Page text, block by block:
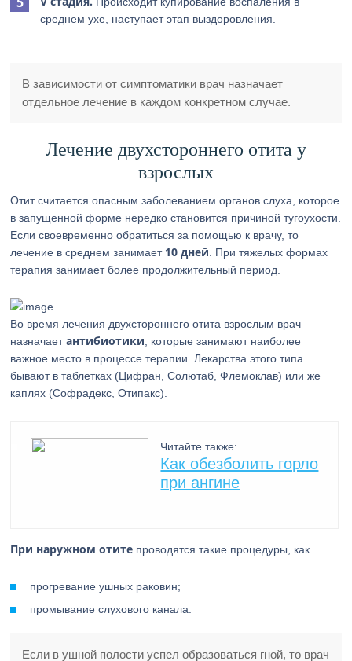
среднем ухе, наступает этап выздоровления.
В зависимости от симптоматики врач назначает
отдельное лечение в каждом конкретном случае.
Лечение двухстороннего отита у
взрослых
Отит считается опасным заболеванием органов слуха, которое
в запущенной форме нередко становится причиной тугоухости.
Если своевременно обратиться за помощью к врачу, то
лечение в среднем занимает 10 дней . При тяжелых формах
терапия занимает более продолжительный период.
Во время лечения двухстороннего отита взрослым врач
назначаетантибиотики , которые занимают наиболее
важное место в процессе терапии. Лекарства этого типа
бывают в таблетках (Цифран, Солютаб, Флемоклав) или же
каплях (Софрадекс, Отипакс).
Читайте также:
Как обезболить горло
при ангине
При наружном отите проводятся такие процедуры, как
прогревание ушных раковин;
промывание слухового канала.
Если в ушной полости успел образоваться гной, то врач